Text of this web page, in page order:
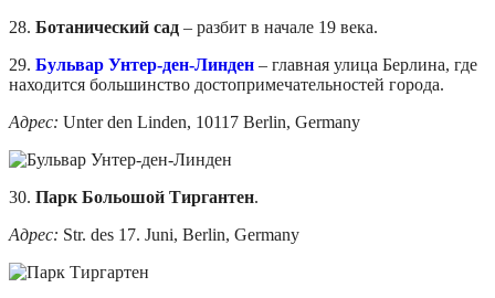
28. Ботанический сад – разбит в начале 19 века.
29. Бульвар Унтер-ден-Линден – главная улица Берлина, где
находится большинство достопримечательностей города.
Адрес: Unter den Linden, 10117 Berlin, Germany
30. Парк Больошой Тиргантен.
Адрес: Str. des 17. Juni, Berlin, Germany